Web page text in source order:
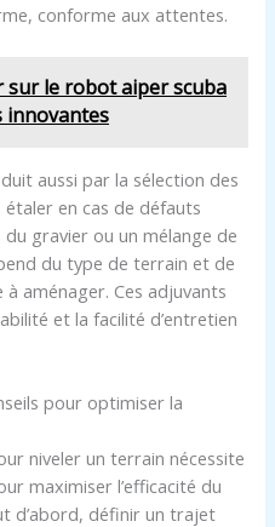
conforme aux attentes.
sur le robot aiper scuba
innovantes
aussi par la sélection des
en cas de défauts
gravier ou un mélange de
du type de terrain et de
aménager. Ces adjuvants
et la facilité d’entretien
pour optimiser la
niveler un terrain nécessite
maximiser l’efficacité du
d’abord, définir un trajet